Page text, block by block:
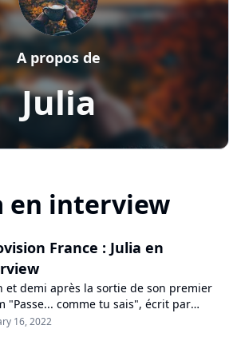
Julia
A propos de
en interview
France : Julia en
et demi après la sortie de son premier
"Passe... comme tu sais", écrit par
Farmer, Julia prend son envol avec
16, 2022